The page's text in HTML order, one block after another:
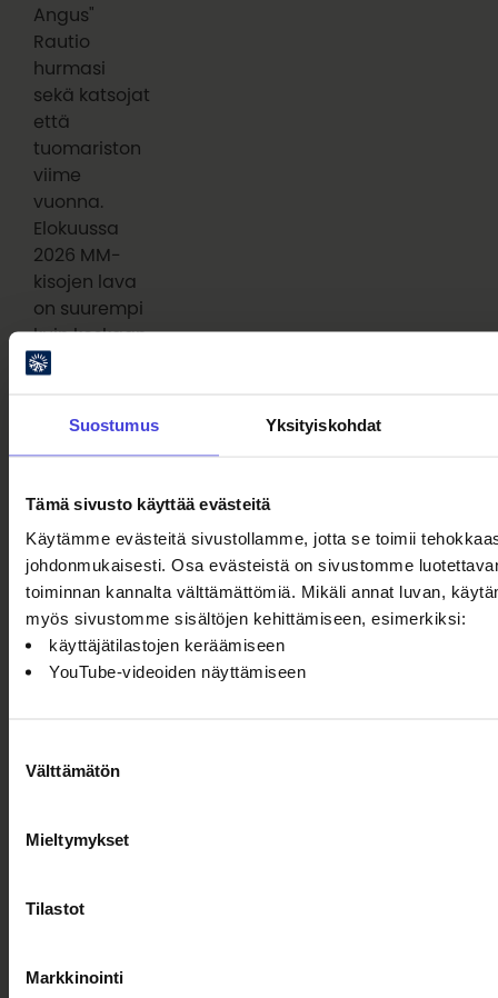
Suostumus Yksityiskohdat
Tämä sivusto käyttää evästeitä
Käytämme evästeitä sivustollamme, jotta se toimii
johdonmukaisesti. Osa evästeistä on sivustomme
toiminnan kannalta välttämättömiä. Mikäli annat luvan,
myös sivustomme sisältöjen kehittämiseen, esimerkiksi:
käyttäjätilastojen keräämiseen
YouTube-videoiden näyttämiseen
valinta
Välttämätön
Mieltymykset
Tilastot
Markkinointi
Angus"
Rautio
hurmasi
sekä katsojat
että
tuomariston
viime
vuonna.
Elokuussa
2026 MM-
kisojen lava
on suurempi
kuin koskaan.
Kuva: Roosa-
Kauppi
kantaesitys
nähtiin
helmikuussa
2008. Siitä
tuli
maailmanlaajuinen
kaupungissa
Sata oululaista nousee ensi
viikolla Oulun teatterin suurelle
6.8.2026